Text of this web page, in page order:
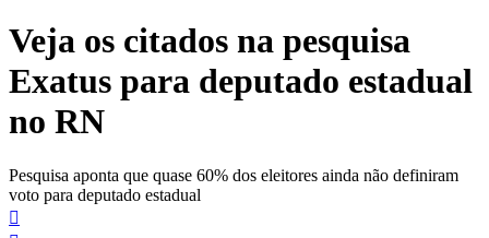
conteúdo
Veja os citados na pesquisa
Exatus para deputado estadual
no RN
Pesquisa aponta que quase 60% dos eleitores ainda não definiram
voto para deputado estadual